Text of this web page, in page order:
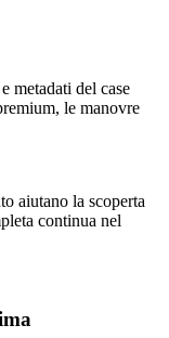
metadati del case
le manovre
aiutano la scoperta
continua nel